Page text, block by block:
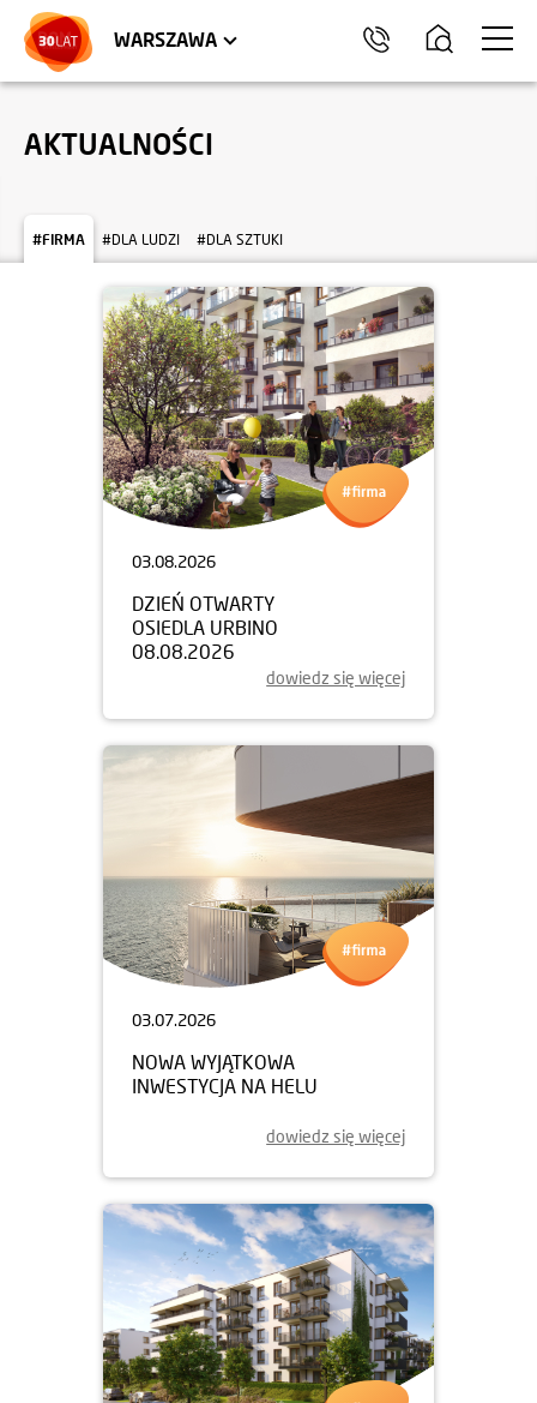
WARSZAWA
HEL
AKTUALNOŚCI
#FIRMA #DLA LUDZI #DLA SZTUKI
03.08.2026
DZIEŃ OTWARTY
OSIEDLA URBINO
08.08.2026
dowiedz się więcej
03.07.2026
NOWA WYJĄTKOWA
INWESTYCJA NA HELU
dowiedz się więcej